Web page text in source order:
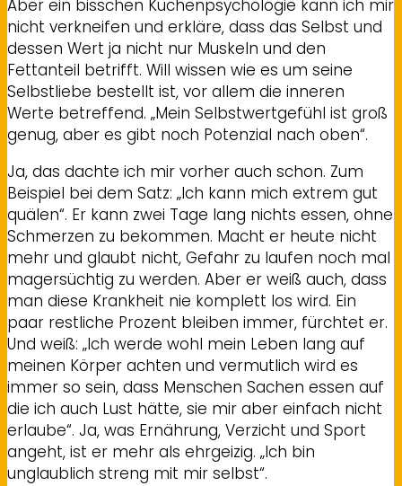
Aber ein bisschen Küchenpsychologie kann ich mir
nicht verkneifen und erkläre, dass das Selbst und
dessen Wert ja nicht nur Muskeln und den
Fettanteil betrifft. Will wissen wie es um seine
Selbstliebe bestellt ist, vor allem die inneren
Werte betreffend. „Mein Selbstwertgefühl ist groß
genug, aber es gibt noch Potenzial nach oben“.
Ja, das dachte ich mir vorher auch schon. Zum
Beispiel bei dem Satz: „Ich kann mich extrem gut
quälen“. Er kann zwei Tage lang nichts essen, ohne
Schmerzen zu bekommen. Macht er heute nicht
mehr und glaubt nicht, Gefahr zu laufen noch mal
magersüchtig zu werden. Aber er weiß auch, dass
man diese Krankheit nie komplett los wird. Ein
paar restliche Prozent bleiben immer, fürchtet er.
Und weiß: „Ich werde wohl mein Leben lang auf
meinen Körper achten und vermutlich wird es
immer so sein, dass Menschen Sachen essen auf
die ich auch Lust hätte, sie mir aber einfach nicht
erlaube“. Ja, was Ernährung, Verzicht und Sport
angeht, ist er mehr als ehrgeizig. „Ich bin
unglaublich streng mit mir selbst“.